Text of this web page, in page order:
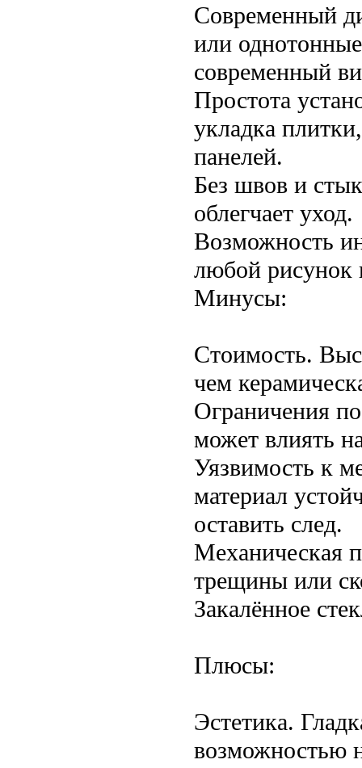
Современный
или
современный
Простота
укладка
панелей.
Без швов и
облегчает уход.
Возможность
любой рисунок
Минусы:
Стоимость.
чем
Ограничения
может влиять
Уязвимость к
материал
оставить след.
Механическая
трещины или
Закалённое
Плюсы:
Эстетика.
возможностью